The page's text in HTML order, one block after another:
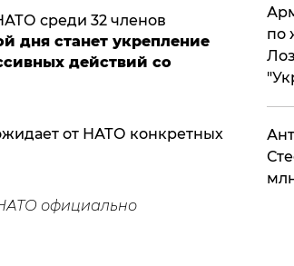
среди 32 членов
дня станет укрепление
действий со
от НАТО конкретных
официально
по